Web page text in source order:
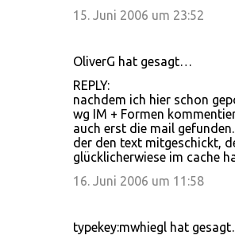
15. Juni 2006 um 23:52
OliverG hat gesagt…
REPLY:
nachdem ich hier schon
wg IM + Formen
auch erst die mail
der den text mitgeschickt,
glücklicherwiese im cache
16. Juni 2006 um 11:58
typekey:mwhiegl hat